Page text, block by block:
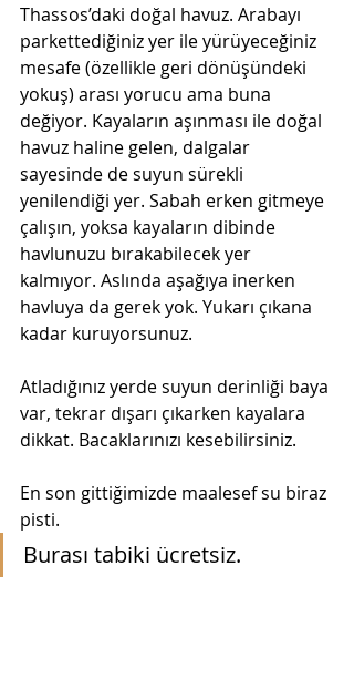
Thassos’daki doğal havuz. Arabayı
parkettediğiniz yer ile yürüyeceğiniz
mesafe (özellikle geri dönüşündeki
yokuş) arası yorucu ama buna
değiyor. Kayaların aşınması ile doğal
havuz haline gelen, dalgalar
sayesinde de suyun sürekli
yenilendiği yer. Sabah erken gitmeye
çalışın, yoksa kayaların dibinde
havlunuzu bırakabilecek yer
kalmıyor. Aslında aşağıya inerken
havluya da gerek yok. Yukarı çıkana
kadar kuruyorsunuz.
Atladığınız yerde suyun derinliği baya
var, tekrar dışarı çıkarken kayalara
dikkat. Bacaklarınızı kesebilirsiniz.
En son gittiğimizde maalesef su biraz
pisti.
Burası tabiki ücretsiz.